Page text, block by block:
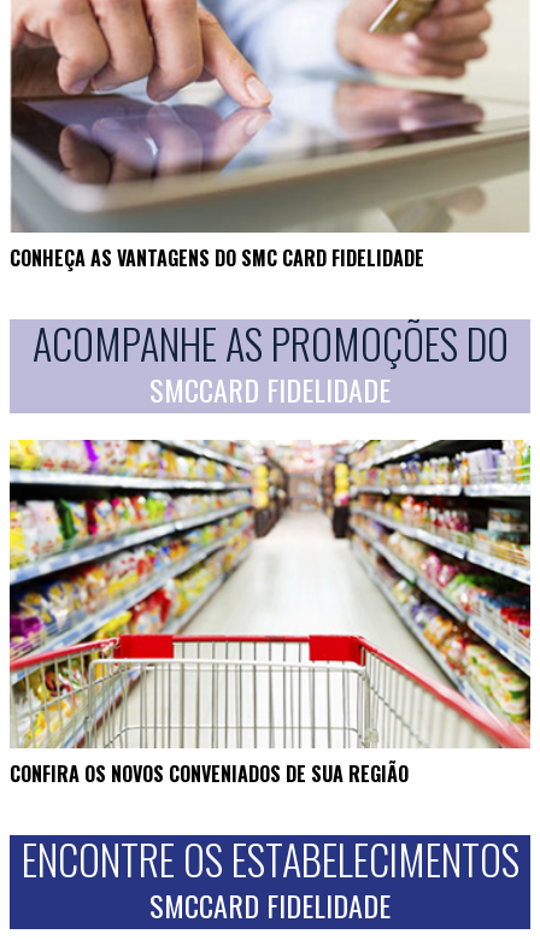
CONHEÇA AS VANTAGENS DO SMC CARD FIDELIDADE
ACOMPANHE AS PROMOÇÕES DO
SMCCARD FIDELIDADE
CONFIRA OS NOVOS CONVENIADOS DE SUA REGIÃO
ENCONTRE OS ESTABELECIMENTOS
SMCCARD FIDELIDADE